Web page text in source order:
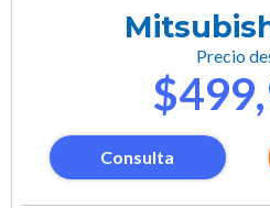
Precio
Consulta